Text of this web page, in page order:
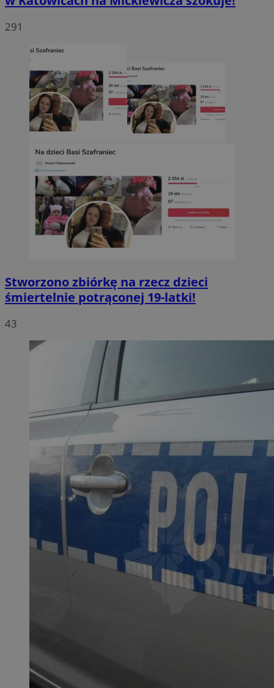
291
Stworzono zbiórkę na rzecz dzieci
śmiertelnie potrąconej 19-latki!
43